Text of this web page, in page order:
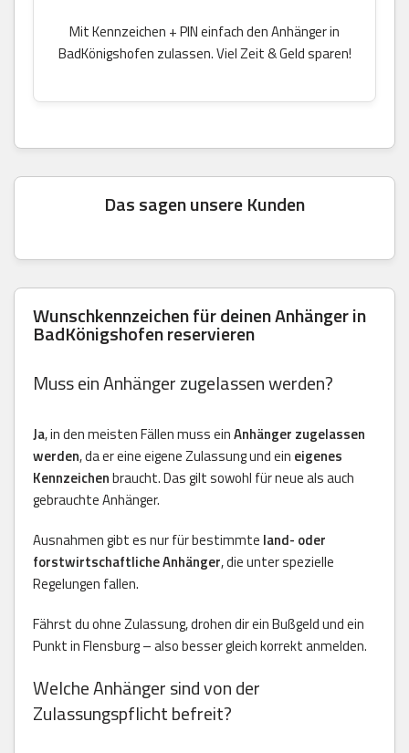
Mit Kennzeichen + PIN einfach den Anhänger in
BadKönigshofen zulassen. Viel Zeit & Geld sparen!
Das sagen unsere Kunden
Wunschkennzeichen für deinen Anhänger in
BadKönigshofen reservieren
Muss ein Anhänger zugelassen werden?
Ja, in den meisten Fällen muss einAnhänger zugelassen
werden, da er eine eigene Zulassung und ein eigenes
Kennzeichenbraucht. Das gilt sowohl für neue als auch
gebrauchte Anhänger.
Ausnahmen gibt es nur für bestimmte land- oder
forstwirtschaftliche Anhänger, die unter spezielle
Regelungen fallen.
Fährst du ohne Zulassung, drohen dir ein Bußgeld und ein
Punkt in Flensburg – also besser gleich korrekt anmelden.
Welche Anhänger sind von der
Zulassungspflicht befreit?